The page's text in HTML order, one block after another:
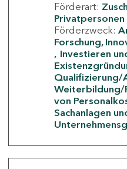
Förderart:
Privatpersonen
Förderzweck:
Forschung,
Investieren
Qualifizierung/
Weiterbildung/
von
Sachanlagen